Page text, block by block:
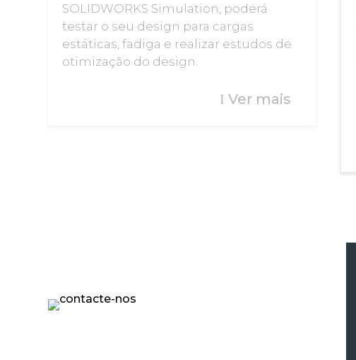
SOLIDWORKS Simulation, poderá
testar o seu design para cargas
estáticas, fadiga e realizar estudos de
otimização do design.
I Ver mais